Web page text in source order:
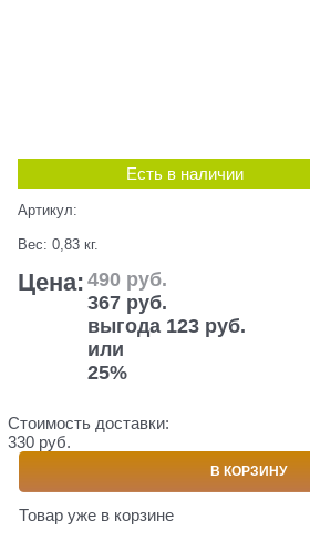
Есть в наличии
Артикул:
Вес: 0,83 кг.
Цена: 490 руб.
367 руб.
выгода 123 руб.
или
25%
Стоимость доставки:
330 руб.
В КОРЗИНУ
Товар уже в корзине